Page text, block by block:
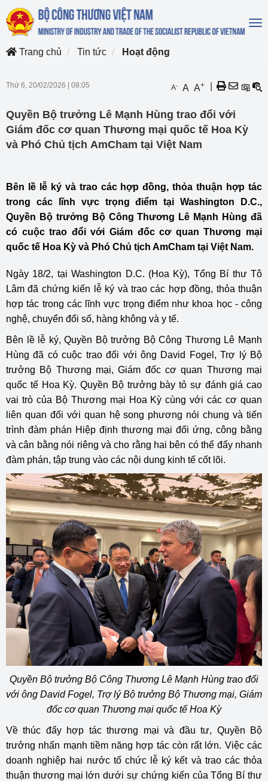
Trang chủ
Tin tức Hoạt động
Thứ 6, 20/02/2026 08:05 A- A A+
Quyền Bộ trưởng Lê Mạnh Hùng trao đổi với
Giám đốc cơ quan Thương mại quốc tế Hoa Kỳ
và Phó Chủ tịch AmCham tại Việt Nam
Bên lề lễ ký và trao các hợp đồng, thỏa thuận hợp tác
trong các lĩnh vực trọng điểm tại Washington D.C.,
Quyền Bộ trưởng Bộ Công Thương Lê Mạnh Hùng đã
có cuộc trao đổi với Giám đốc cơ quan Thương mại
quốc tế Hoa Kỳ và Phó Chủ tịch AmCham tại Việt Nam.
Ngày 18/2, tại Washington D.C. (Hoa Kỳ), Tổng Bí thư Tô
Lâm đã chứng kiến lễ ký và trao các hợp đồng, thỏa thuận
hợp tác trong các lĩnh vực trọng điểm như khoa học - công
nghệ, chuyển đổi số, hàng không và y tế.
Bên lề lễ ký, Quyền Bộ trưởng Bộ Công Thương Lê Mạnh
Hùng đã có cuộc trao đổi với ông David Fogel, Trợ lý Bộ
trưởng Bộ Thương mại, Giám đốc cơ quan Thương mại
quốc tế Hoa Kỳ. Quyền Bộ trưởng bày tỏ sự đánh giá cao
vai trò của Bộ Thương mại Hoa Kỳ cùng với các cơ quan
liên quan đối với quan hệ song phương nói chung và tiến
trình đàm phán Hiệp định thương mại đối ứng, công bằng
và cân bằng nói riêng và cho rằng hai bên có thể đẩy nhanh
đàm phán, tập trung vào các nội dung kinh tế cốt lõi.
Quyền Bộ trưởng Bộ Công Thương Lê Mạnh Hùng trao đổi
với ông David Fogel, Trợ lý Bộ trưởng Bộ Thương mại, Giám
đốc cơ quan Thương mại quốc tế Hoa Kỳ
Về thúc đẩy hợp tác thương mại và đầu tư, Quyền Bộ
trưởng nhấn mạnh tiềm năng hợp tác còn rất lớn. Việc các
doanh nghiệp hai nước tổ chức lễ ký kết và trao các thỏa
thuận thương mại lớn dưới sự chứng kiến của Tổng Bí thư